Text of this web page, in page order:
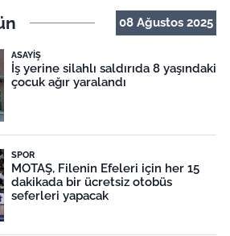
08 Ağustos 2025
ASAYIŞ
İş yerine silahlı saldırıda 8 yaşındaki
çocuk ağır yaralandı
SPOR
MOTAŞ, Filenin Efeleri için her 15
dakikada bir ücretsiz otobüs
seferleri yapacak